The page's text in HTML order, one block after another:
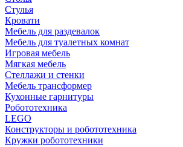
Cтулья
Кровати
Мебель для раздевалок
Мебель для туалетных комнат
Игровая мебель
Мягкая мебель
Стеллажи и стенки
Мебель трансформер
Кухонные гарнитуры
Робототехника
LEGO
Конструкторы и робототехника
Кружки робототехники